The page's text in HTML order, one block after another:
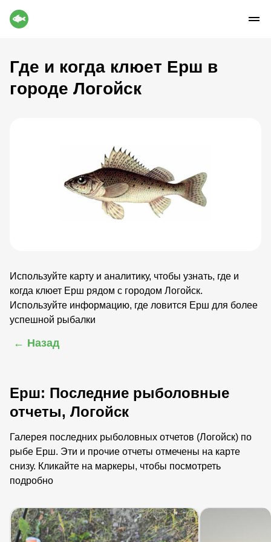
Где и когда клюет Ерш в
городе Логойск
Используйте карту и аналитику, чтобы узнать, где и
когда клюет Ерш рядом с городом Логойск.
Используйте информацию, где ловится Ерш для более
успешной рыбалки
← Назад
Ерш: Последние рыболовные
отчеты, Логойск
Галерея последних рыболовных отчетов (Логойск) по
рыбе Ерш. Эти и прочие отчеты отмечены на карте
снизу. Кликайте на маркеры, чтобы посмотреть
подробно